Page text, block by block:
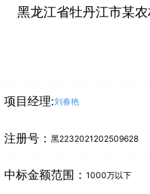
黑龙江省牡丹江市某
项目经理:刘春艳
注册号： 黑2232021202509628
中标金额范围： 1000万以下